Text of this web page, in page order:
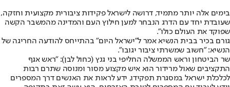
בימים אלה יותר מתמיד, דרושה לישראל פקידות ציבורית מקצועית וחזקה,
שעובדת יחד עם הדרג הנבחר למען חילוץ העם והמדינה מהמשבר הקשה
שפוקד את העולם כולו".
גורם בכיר בבית הנשיא אמר ל"ישראל היום" בהתייחס להודעה החריגה של
הנשיא: "חשוב שמשרתי ציבור יגובו".
שר הביטחון וראש הממשלה החליפי בני גנץ (כחול לבן): "ראש אגף
התקציבים שאול מרידור הוא איש מקצוע מסור ומנוסה שתרם רבות
לכלכלת ישראל במסגרת תפקידו, ידע לראות את האנשים דרך המספרים